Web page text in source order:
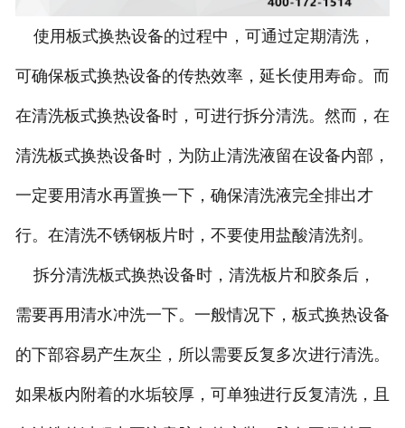
使用板式换热设备的过程中，可通过定期清洗，
可确保板式换热设备的传热效率，延长使用寿命。而
在清洗板式换热设备时，可进行拆分清洗。然而，在
清洗板式换热设备时，为防止清洗液留在设备内部，
一定要用清水再置换一下，确保清洗液完全排出才
行。在清洗不锈钢板片时，不要使用盐酸清洗剂。
拆分清洗板式换热设备时，清洗板片和胶条后，
需要再用清水冲洗一下。一般情况下，板式换热设备
的下部容易产生灰尘，所以需要反复多次进行清洗。
如果板内附着的水垢较厚，可单独进行反复清洗，且